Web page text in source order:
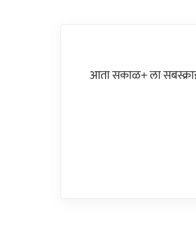
आता सकाळ+ ला